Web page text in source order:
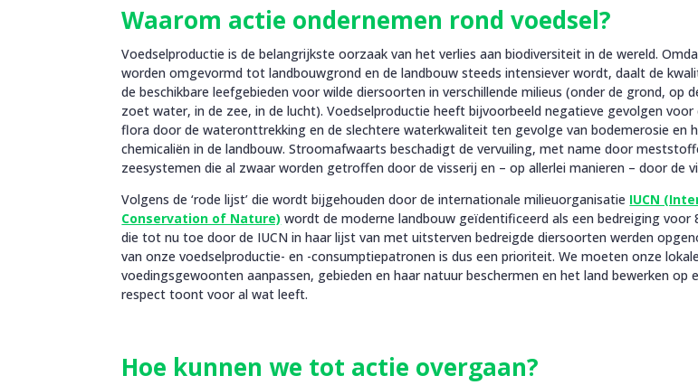
Waarom actie ondernemen rond voedsel?
Voedselproductie is de belangrijkste oorzaak van het verlies aan biodiversiteit in de wereld.
worden omgevormd tot landbouwgrond en de landbouw steeds intensiever wordt, daalt de
de beschikbare leefgebieden voor wilde diersoorten in verschillende milieus (onder de grond, op
zoet water, in de zee, in de lucht). Voedselproductie heeft bijvoorbeeld negatieve gevolgen
flora door de wateronttrekking en de slechtere waterkwaliteit ten gevolge van bodemerosie en
chemicaliën in de landbouw. Stroomafwaarts beschadigt de vervuiling, met name door
zeesystemen die al zwaar worden getroffen door de visserij en – op allerlei manieren – door de
Volgens de ‘rode lijst’ die wordt bijgehouden door de internationale milieuorganisatie IUCN
Conservation of Nature) wordt de moderne landbouw geïdentificeerd als een bedreiging voor
die tot nu toe door de IUCN in haar lijst van met uitsterven bedreigde diersoorten werden
van onze voedselproductie- en -consumptiepatronen is dus een prioriteit. We moeten onze
voedingsgewoonten aanpassen, gebieden en haar natuur beschermen en het land bewerken op
respect toont voor al wat leeft.
Hoe kunnen we tot actie overgaan?